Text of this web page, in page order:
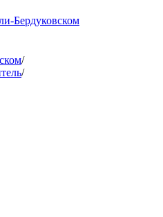
Бердуковском
/
/